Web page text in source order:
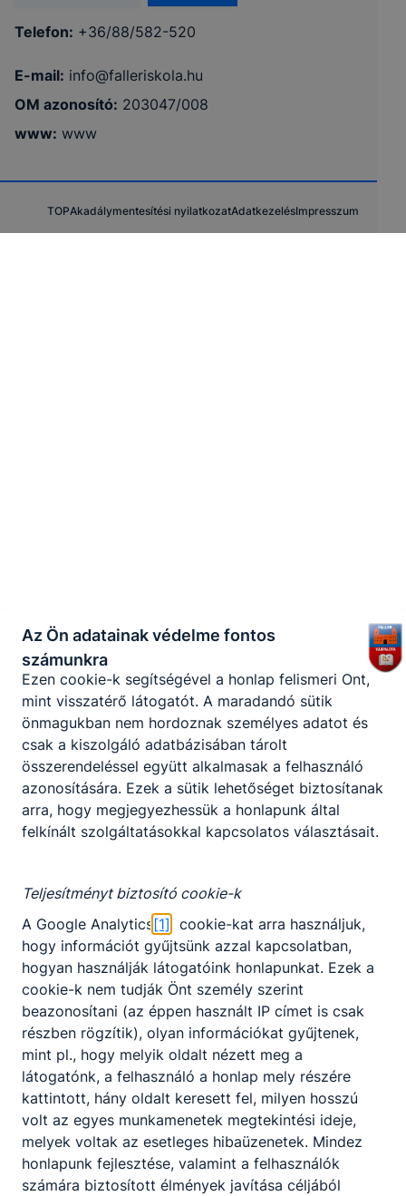
Telefon: +36/88/582-520
E-mail: info@falleriskola.hu
OM azonosító: 203047/008
www: www
TOPAkadálymentesítési nyilatkozatAdatkezelésImpresszum
Az Ön adatainak védelme fontos
számunkra
a honlap melyik részeit látogatja, vagy használja
leginkább, így megtudhatjuk, hogyan biztosítsunk
Önnek még jobb felhasználói élményt, ha ismét
meglátogatja oldalunkat,
Feltétlenül szükséges, munkamenet (session) cookie-
Ezek a cookie-k ahhoz szükségesek, hogy a
elhagyását követően is tárolódnak a számítógépen,
notebookon vagy mobileszközön.
Ezen cookie-k segítségével a honlap felismeri Önt,
mint visszatérő látogatót. A maradandó sütik
önmagukban nem hordoznak személyes adatot és
csak a kiszolgáló adatbázisában tárolt
összerendeléssel együtt alkalmasak a felhasználó
azonosítására. Ezek a sütik lehetőséget biztosítanak
arra, hogy megjegyezhessük a honlapunk által
felkínált szolgáltatásokkal kapcsolatos választásait.
Teljesítményt biztosító cookie-k
A Google Analytics [1] cookie-kat arra használjuk,
hogy információt gyűjtsünk azzal kapcsolatban,
hogyan használják látogatóink honlapunkat. Ezek a
cookie-k nem tudják Önt személy szerint
beazonosítani (az éppen használt IP címet is csak
részben rögzítik), olyan információkat gyűjtenek,
mint pl., hogy melyik oldalt nézett meg a
látogatónk, a felhasználó a honlap mely részére
kattintott, hány oldalt keresett fel, milyen hosszú
volt az egyes munkamenetek megtekintési ideje,
melyek voltak az esetleges hibaüzenetek. Mindez
honlapunk fejlesztése, valamint a felhasználók
számára biztosított élmények javítása céljából